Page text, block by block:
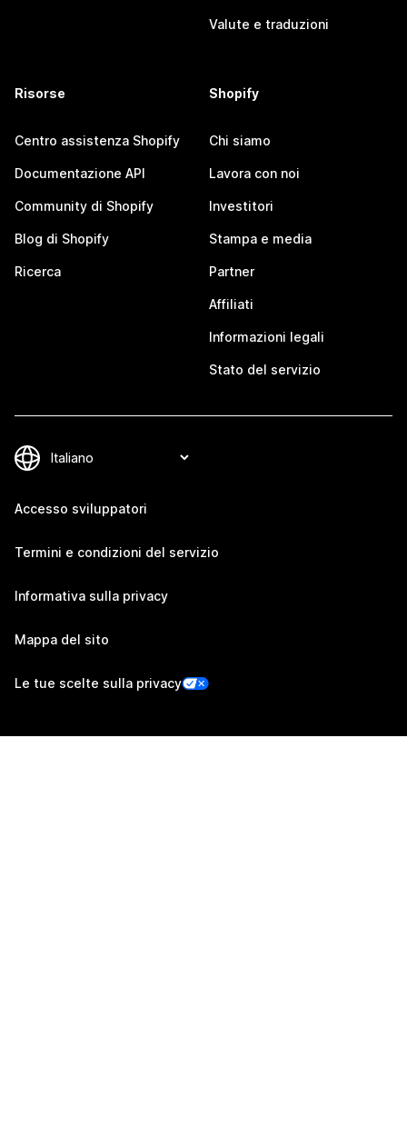
Valute e traduzioni
Risorse
Centro assistenza Shopify
Documentazione API
Community di Shopify
Blog di Shopify
Ricerca
Shopify
Chi siamo
Lavora con noi
Investitori
Stampa e media
Partner
Affiliati
Informazioni legali
Stato del servizio
Accesso sviluppatori
Termini e condizioni del servizio
Informativa sulla privacy
Mappa del sito
Le tue scelte sulla privacy